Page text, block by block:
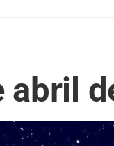
abril